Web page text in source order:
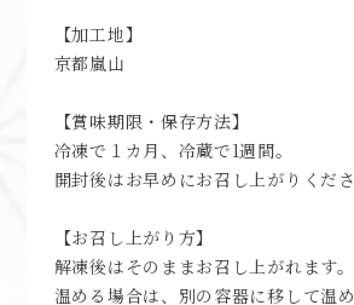
【加工地】
【賞味期限・保存方法】
冷凍で１カ月、冷蔵で1週間。
【お召し上がり方】
解凍後はそのままお召し上がれます。